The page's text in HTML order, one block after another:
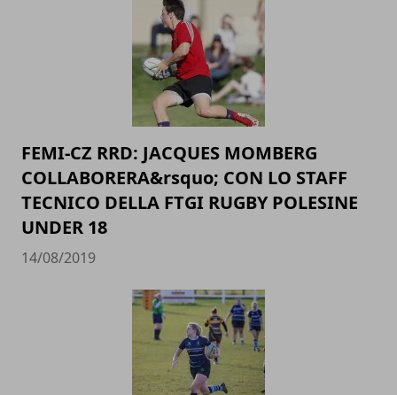
FEMI-CZ RRD: JACQUES MOMBERG
COLLABORERA&rsquo; CON LO STAFF
TECNICO DELLA FTGI RUGBY POLESINE
UNDER 18
14/08/2019